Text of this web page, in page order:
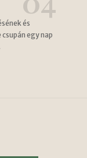
és
egy nap